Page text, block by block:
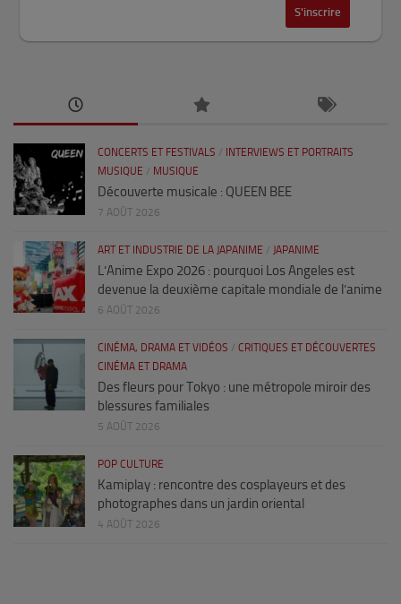
CONCERTS ET FESTIVALS / INTERVIEWS ET PORTRAITS
MUSIQUE / MUSIQUE
Découverte musicale : QUEEN BEE
7 AOÛT 2026
ART ET INDUSTRIE DE LA JAPANIME / JAPANIME
L’Anime Expo 2026 : pourquoi Los Angeles est
devenue la deuxième capitale mondiale de l’anime
6 AOÛT 2026
CINÉMA, DRAMA ET VIDÉOS / CRITIQUES ET DÉCOUVERTES
CINÉMA ET DRAMA
Des fleurs pour Tokyo : une métropole miroir des
blessures familiales
5 AOÛT 2026
POP CULTURE
Kamiplay : rencontre des cosplayeurs et des
photographes dans un jardin oriental
4 AOÛT 2026